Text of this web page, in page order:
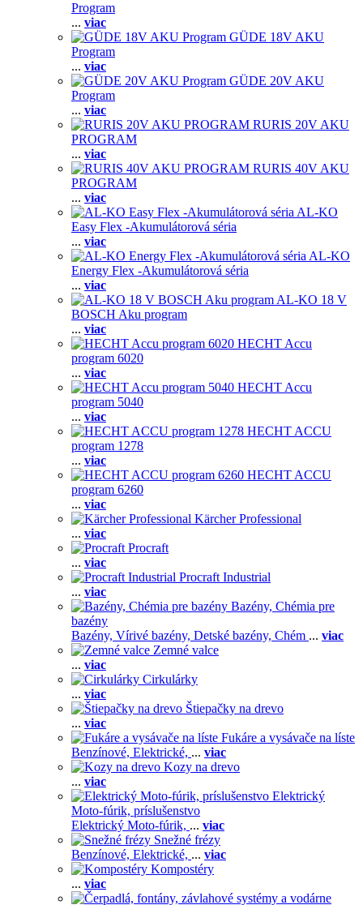
Program
... viac
GÜDE 18V AKU
Program
... viac
GÜDE 20V AKU
Program
... viac
RURIS 20V AKU
PROGRAM
... viac
RURIS 40V AKU
PROGRAM
... viac
AL-KO
Easy Flex -Akumulátorová séria
... viac
AL-KO
Energy Flex -Akumulátorová séria
... viac
AL-KO 18 V
BOSCH Aku program
... viac
HECHT Accu
program 6020
... viac
HECHT Accu
program 5040
... viac
HECHT ACCU
program 1278
... viac
HECHT ACCU
program 6260
... viac
Kärcher Professional
... viac
Procraft
... viac
Procraft Industrial
... viac
Bazény, Chémia pre
bazény
Bazény, Vírivé bazény, Detské bazény, Chém ... viac
Zemné valce
... viac
Cirkulárky
... viac
Štiepačky na drevo
... viac
Fukáre a vysávače na líste
Benzínové, Elektrické, ... viac
Kozy na drevo
... viac
Elektrický
Moto-fúrik, príslušenstvo
Elektrický Moto-fúrik, ... viac
Snežné frézy
Benzínové, Elektrické, ... viac
Kompostéry
... viac